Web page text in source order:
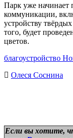
Парк уже начинает
коммуникации,
устройству
того, будет
цветов.
благоустройство
Олеся Соснина
Если вы хотите,